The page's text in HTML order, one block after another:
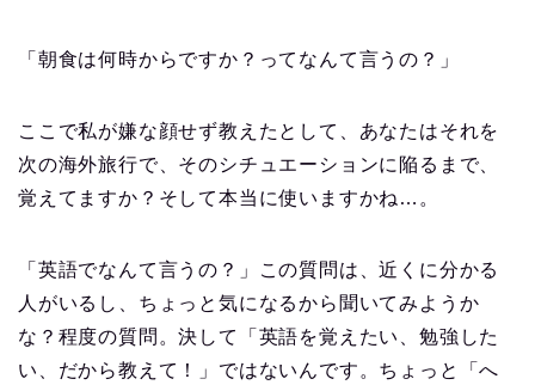
「朝食は何時からですか？ってなんて言うの？」
ここで私が嫌な顔せず教えたとして、あなたはそれを
次の海外旅行で、そのシチュエーションに陥るまで、
覚えてますか？そして本当に使いますかね…。
「英語でなんて言うの？」この質問は、近くに分かる
人がいるし、ちょっと気になるから聞いてみようか
な？程度の質問。決して「英語を覚えたい、勉強した
い、だから教えて！」ではないんです。ちょっと「へ